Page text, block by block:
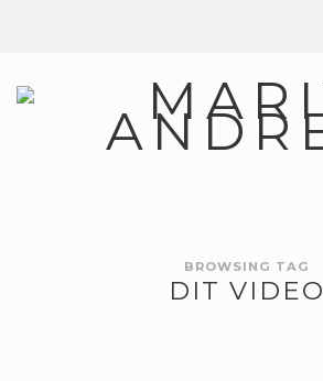
BROWSING TAG
DIT VIDEO